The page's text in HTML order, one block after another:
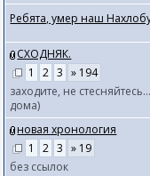
Ребята, умер наш
СХОДНЯК.
1
2 3
» 194
заходите, не
дома)
новая хронология
1
2 3
» 19
без ссылок